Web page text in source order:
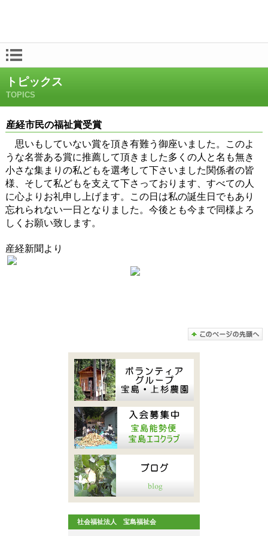
トピックス
TOPICS
産経市民の福祉賞受賞
思いもしていない賞を頂き有難う御座いました。このよ
うな名誉ある賞に推薦して頂きました多くの人と名も無き
小さな集まりの私どもを選考して下さいました関係者の皆
様、そして私どもを支えて下さっております、すべての人
に心よりお礼申し上げます。この日は私の誕生日でもあり
忘れられない一日となりました。今後とも今まで同様よろ
しくお願い致します。
産経新聞より
社会福祉法人 宝島福祉会